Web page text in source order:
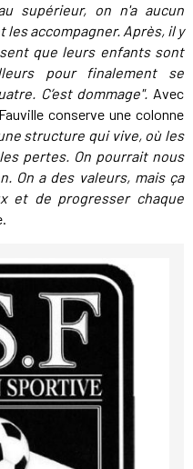
supérieur, on n'a aucun
accompagner. Après, il y
que leurs enfants sont
pour finalement se
C’est dommage". Avec
conserve une colonne
structure qui vive, où les
pertes. On pourrait nous
On a des valeurs, mais ça
et de progresser chaque